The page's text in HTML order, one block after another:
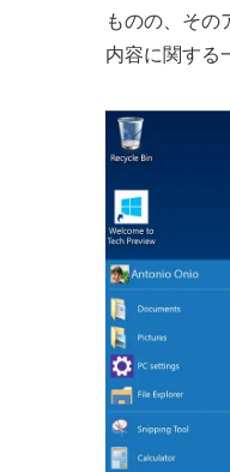
ものの、その
内容に関する